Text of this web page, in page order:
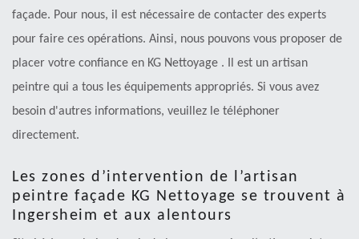
façade. Pour nous, il est nécessaire de contacter des experts
pour faire ces opérations. Ainsi, nous pouvons vous proposer de
placer votre confiance en KG Nettoyage . Il est un artisan
peintre qui a tous les équipements appropriés. Si vous avez
besoin d'autres informations, veuillez le téléphoner
directement.
Les zones d’intervention de l’artisan
peintre façade KG Nettoyage se trouvent à
Ingersheim et aux alentours